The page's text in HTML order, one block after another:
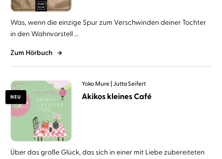
Was, wenn die einzige Spur zum Verschwinden deiner Tochter
in den Wahnvorstell ...
Zum Hörbuch
NEU
Yoko Mure Jutta Seifert
Akikos kleines Café
Über das große Glück, das sich in einer mit Liebe zubereiteten